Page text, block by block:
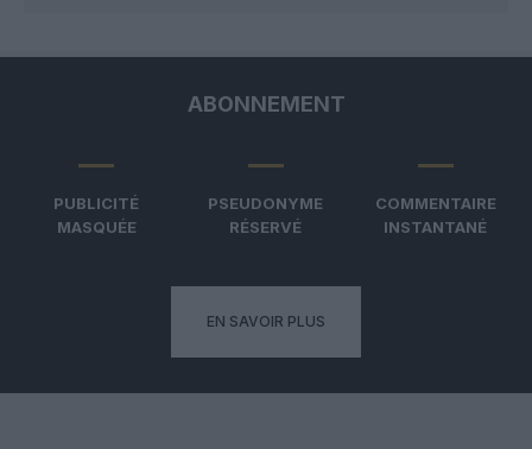
ABONNEMENT
PUBLICITÉ
MASQUÉE
PSEUDONYME
RÉSERVÉ
COMMENTAIRE
INSTANTANÉ
EN SAVOIR PLUS